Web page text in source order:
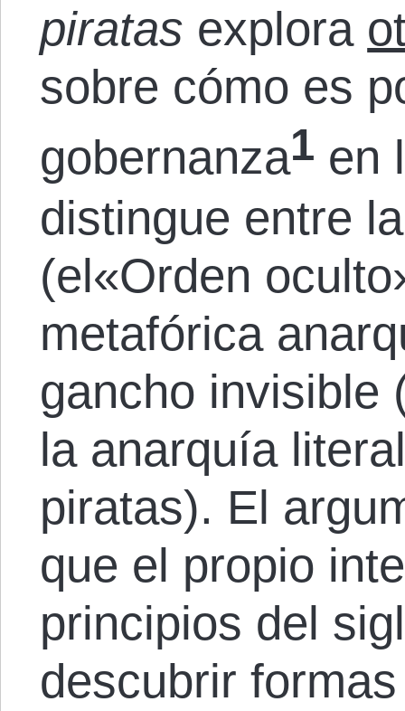
piratas explora
sobre cómo es
gobernanza1 en
distingue entre
(el«Orden
metafórica
gancho invisible
la anarquía
piratas). El
que el propio
principios del
descubrir